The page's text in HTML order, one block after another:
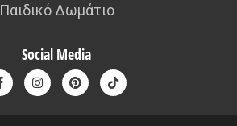
Παιδικό Δωμάτιο
Social Media